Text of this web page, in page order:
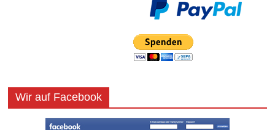
Wir auf Facebook